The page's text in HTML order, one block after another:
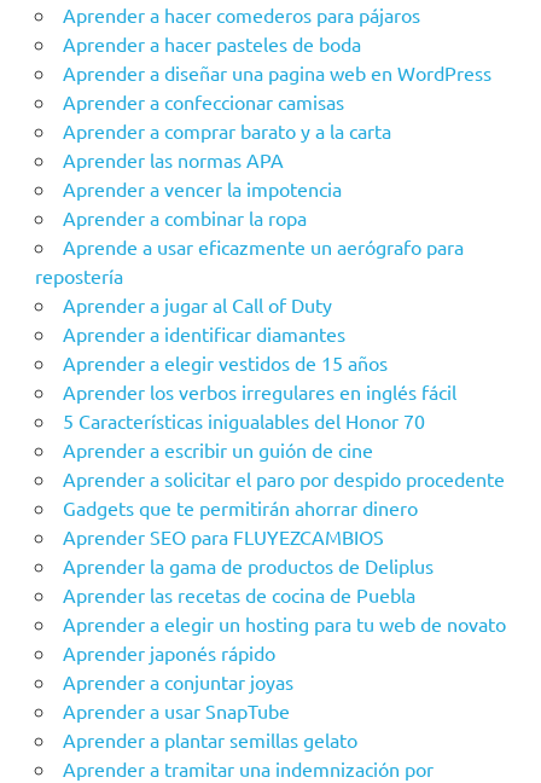
Aprender a hacer comederos para pájaros
Aprender a hacer pasteles de boda
Aprender a diseñar una pagina web en WordPress
Aprender a confeccionar camisas
Aprender a comprar barato y a la carta
Aprender las normas APA
Aprender a vencer la impotencia
Aprender a combinar la ropa
Aprende a usar eficazmente un aerógrafo para
repostería
Aprender a jugar al Call of Duty
Aprender a identificar diamantes
Aprender a elegir vestidos de 15 años
Aprender los verbos irregulares en inglés fácil
5 Características inigualables del Honor 70
Aprender a escribir un guión de cine
Aprender a solicitar el paro por despido procedente
Gadgets que te permitirán ahorrar dinero
Aprender SEO para FLUYEZCAMBIOS
Aprender la gama de productos de Deliplus
Aprender las recetas de cocina de Puebla
Aprender a elegir un hosting para tu web de novato
Aprender japonés rápido
Aprender a conjuntar joyas
Aprender a usar SnapTube
Aprender a plantar semillas gelato
Aprender a tramitar una indemnización por